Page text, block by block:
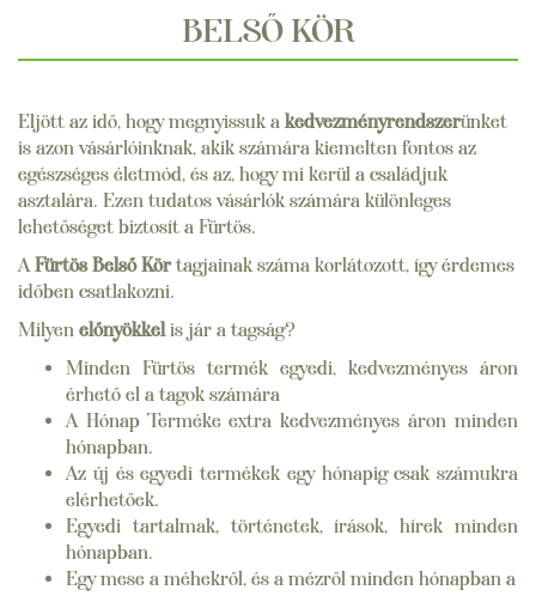
BELSŐ KÖR
Eljött az idő, hogy megnyissuk a kedvezményrendszerünket
is azon vásárlóinknak, akik számára kiemelten fontos az
egészséges életmód, és az, hogy mi kerül a családjuk
asztalára. Ezen tudatos vásárlók számára különleges
lehetőséget biztosít a Fürtös.
AFürtös Belső Körtagjainak száma korlátozott, így érdemes
időben csatlakozni.
Milyen előnyökkelis jár a tagság?
Minden Fürtös termék egyedi, kedvezményes áron
érhető el a tagok számára
A Hónap Terméke extra kedvezményes áron minden
hónapban.
Az új és egyedi termékek egy hónapig csak számukra
elérhetőek.
Egyedi tartalmak, történetek, írások, hírek minden
hónapban.
Egy mese a méhekről, és a mézről minden hónapban a